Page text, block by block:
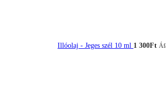
Illóolaj - Jeges szél 10 ml 1 300Ft